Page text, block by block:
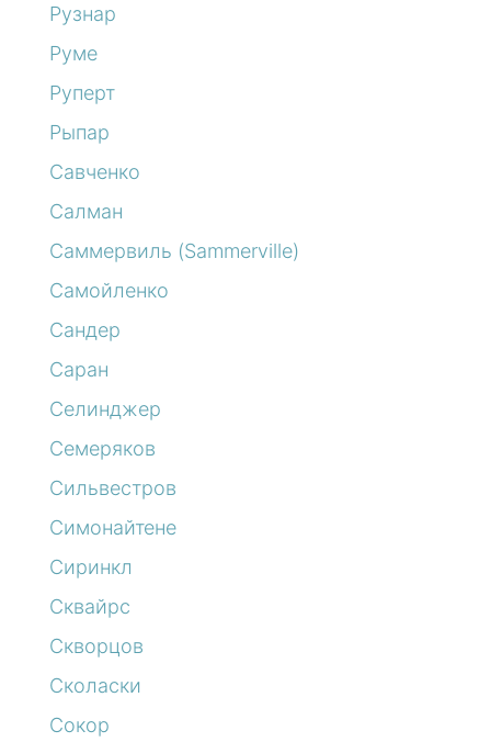
Рузнар
Руме
Руперт
Рыпар
Савченко
Салман
Саммервиль (Sammerville)
Самойленко
Сандер
Саран
Селинджер
Семеряков
Сильвестров
Симонайтене
Сиринкл
Сквайрс
Скворцов
Сколаски
Сокор